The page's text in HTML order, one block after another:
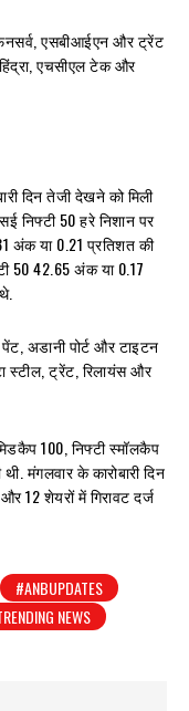
एसबीआईएन और ट्रेंट
एचसीएल टेक और
दिन तेजी देखने को मिली
निफ्टी 50 हरे निशान पर
अंक या 0.21 प्रतिशत की
50 42.65 अंक या 0.17
अडानी पोर्ट और टाइटन
स्टील, ट्रेंट, रिलायंस और
100, निफ्टी स्मॉलकैप
मंगलवार के कारोबारी दिन
12 शेयरों में गिरावट दर्ज
#ANBUPDATES
NEWS